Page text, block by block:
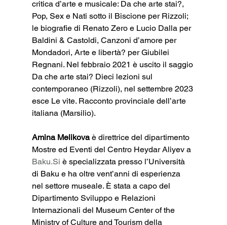
critica d’arte e musicale: Da che arte stai?,
Pop, Sex e Nati sotto il Biscione per Rizzoli;
le biografie di Renato Zero e Lucio Dalla per
Baldini & Castoldi, Canzoni d’amore per
Mondadori, Arte e libertà? per Giubilei
Regnani. Nel febbraio 2021 è uscito il saggio
Da che arte stai? Dieci lezioni sul
contemporaneo (Rizzoli), nel settembre 2023
esce Le vite. Racconto provinciale dell’arte
italiana (Marsilio).
Amina Melikova è direttrice del dipartimento
Mostre ed Eventi del Centro Heydar Aliyev a
Baku.Si è specializzata presso l’Università
di Baku e ha oltre vent’anni di esperienza
nel settore museale. È stata a capo del
Dipartimento Sviluppo e Relazioni
Internazionali del Museum Center of the
Ministry of Culture and Tourism della